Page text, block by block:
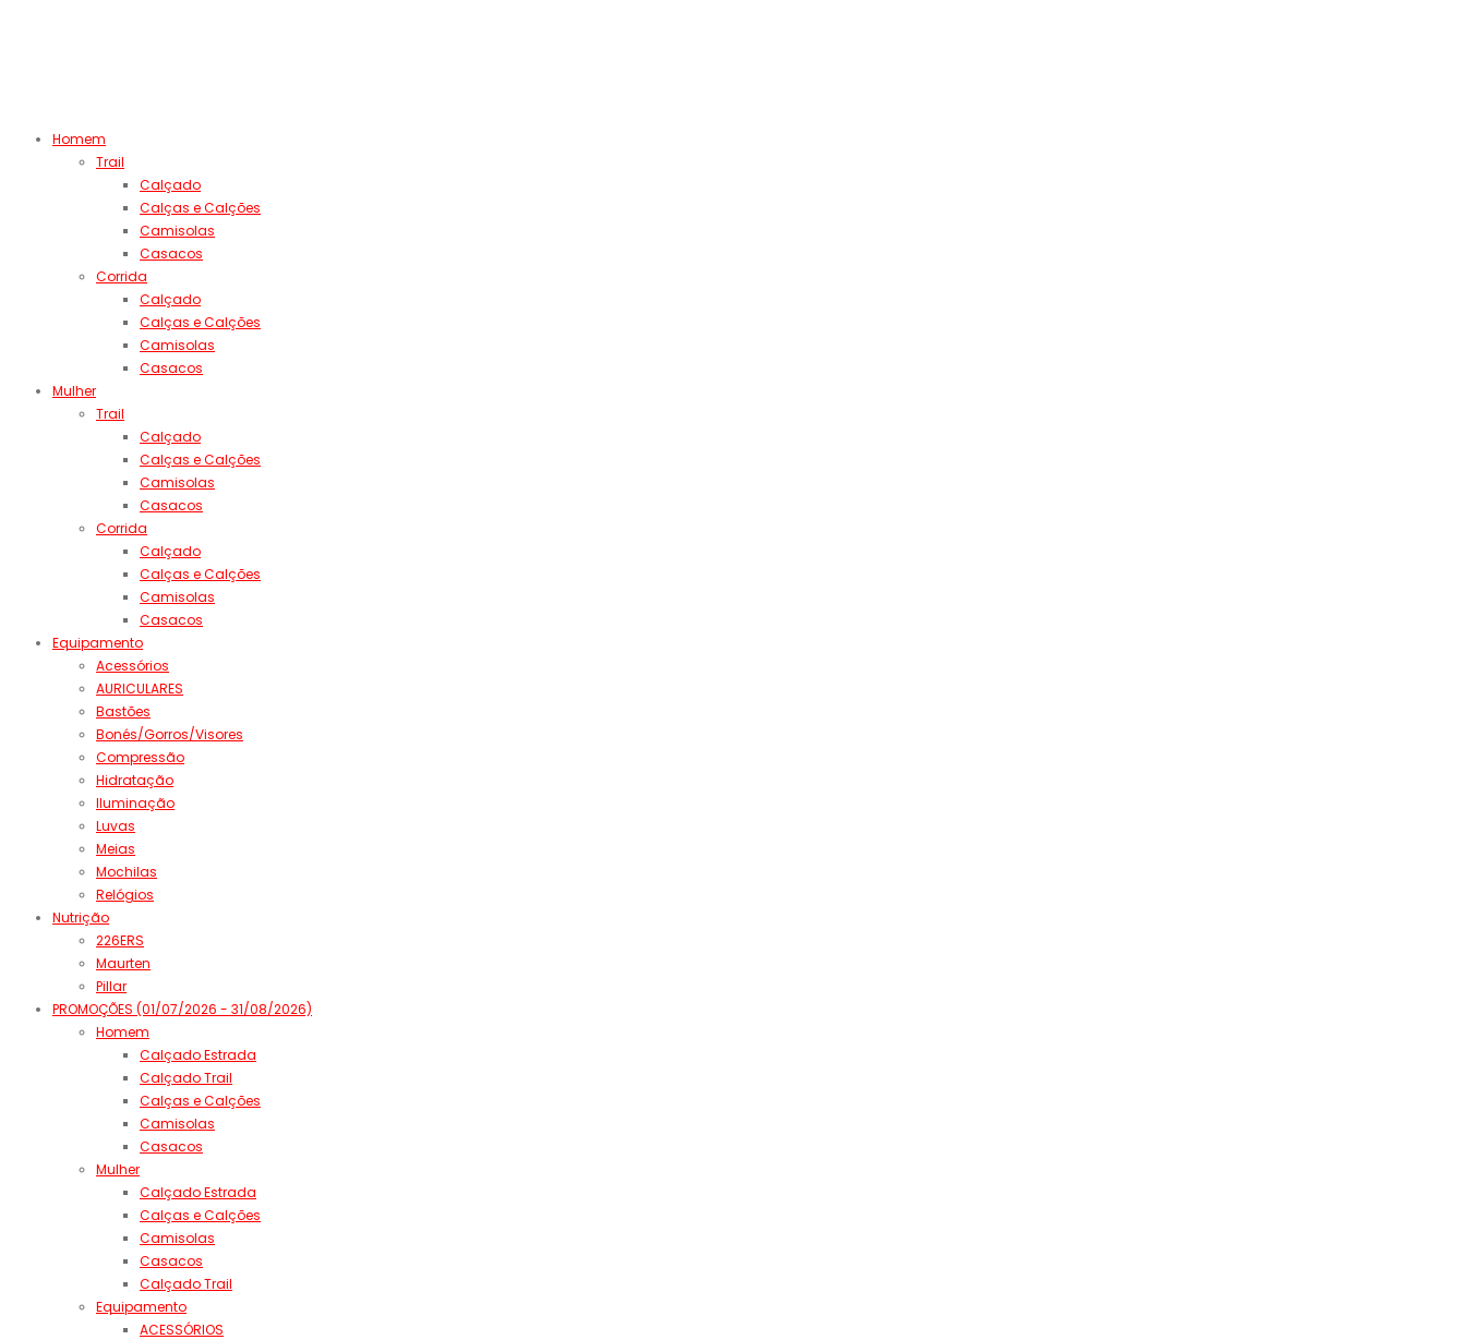
Homem
Trail
Calçado
Calças e Calções
Camisolas
Casacos
Corrida
Calçado
Calças e Calções
Camisolas
Casacos
Mulher
Trail
Calçado
Calças e Calções
Camisolas
Casacos
Corrida
Calçado
Calças e Calções
Camisolas
Casacos
Equipamento
Acessórios
AURICULARES
Bastões
Bonés/Gorros/Visores
Compressão
Hidratação
Iluminação
Luvas
Meias
Mochilas
Relógios
Nutrição
226ERS
Maurten
Pillar
PROMOÇÕES (01/07/2026 - 31/08/2026)
Homem
Calçado Estrada
Calçado Trail
Calças e Calções
Camisolas
Casacos
Mulher
Calçado Estrada
Calças e Calções
Camisolas
Casacos
Calçado Trail
Equipamento
ACESSÓRIOS